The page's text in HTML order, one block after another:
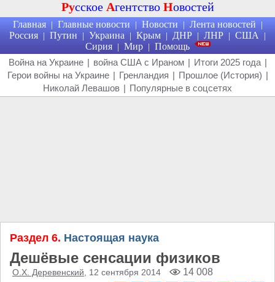
Русское Агентство Новостей
Главная | Главные новости | Новости | Лента новостей |
Россия | Путин | Украина | Крым | ДНР | ЛНР | США |
Сирия | Мир | Помощь
Война на Украине | война США с Ираном | Итоги 2025 года |
Герои войны на Украине | Гренландия | Прошлое (История) |
Николай Левашов | Популярные в соцсетях
Раздел 6. Настоящая наука
Дешёвые сенсации физиков
О.Х. Деревенский , 12 сентября 2014 14 008